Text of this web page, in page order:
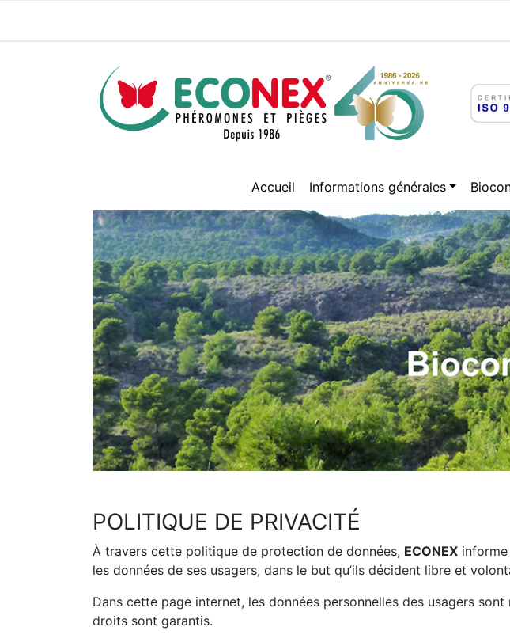
Accueil(current)
Informations générales
POLITIQUE DE PRIVACITÉ
À travers cette politique de protection de données, ECONEX
les données de ses usagers, dans le but qu’ils décident libre et
Dans cette page internet, les données personnelles des usagers
droits sont garantis.